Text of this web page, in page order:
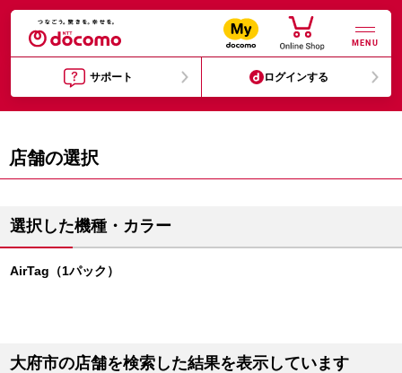
MENU
サポート ログインする
店舗の選択
選択した機種・カラー
AirTag（1パック）
大府市の店舗を検索した結果を表示しています